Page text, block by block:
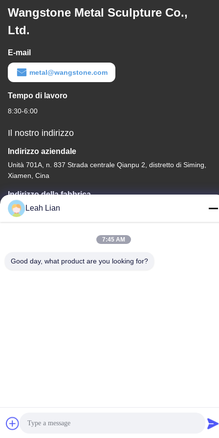
Wangstone Metal Sculpture Co.,
Ltd.
E-mail
metal@wangstone.com
Tempo di lavoro
8:30-6:00
Il nostro indirizzo
Indirizzo aziendale
Unità 701A, n. 837 Strada centrale Qianpu 2, distretto di Siming,
Xiamen, Cina
Indirizzo della fabbrica
No. 72, Yongjun Road, villaggio Wufeng, città di Chongwu,
Quanzhou, Fujian, Cina
Leah Lian
7:45 AM
Good day, what product are you looking for?